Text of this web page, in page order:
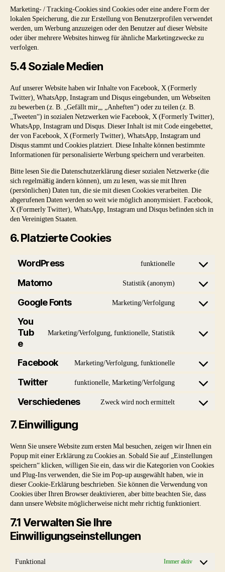
Marketing- / Tracking-Cookies sind Cookies oder eine andere Form der
lokalen Speicherung, die zur Erstellung von Benutzerprofilen verwendet
werden, um Werbung anzuzeigen oder den Benutzer auf dieser Website
oder über mehrere Websites hinweg für ähnliche Marketingzwecke zu
verfolgen.
5.4 Soziale Medien
Auf unserer Website haben wir Inhalte von Facebook, X (Formerly
Twitter), WhatsApp, Instagram und Disqus eingebunden, um Webseiten
zu bewerben (z. B. „Gefällt mir„, „Anheften“) oder zu teilen (z. B.
„Tweeten“) in sozialen Netzwerken wie Facebook, X (Formerly Twitter),
WhatsApp, Instagram und Disqus. Dieser Inhalt ist mit Code eingebettet,
der von Facebook, X (Formerly Twitter), WhatsApp, Instagram und
Disqus stammt und Cookies platziert. Diese Inhalte können bestimmte
Informationen für personalisierte Werbung speichern und verarbeiten.
Bitte lesen Sie die Datenschutzerklärung dieser sozialen Netzwerke (die
sich regelmäßig ändern können), um zu lesen, was sie mit Ihren
(persönlichen) Daten tun, die sie mit diesen Cookies verarbeiten. Die
abgerufenen Daten werden so weit wie möglich anonymisiert. Facebook,
X (Formerly Twitter), WhatsApp, Instagram und Disqus befinden sich in
den Vereinigten Staaten.
6. Platzierte Cookies
WordPress funktionelle
Consent
wordpress
Matomo Statistik (anonym)
Consent
Google Fonts Marketing/Verfolgung
Consent
service
You
Tub
e
Marketing/Verfolgung, funktionelle, Statistik
Consent
service
Facebook Marketing/Verfolgung, funktionelle
Consent
facebook
Twitter funktionelle, Marketing/Verfolgung
Consent
Verschiedenes Zweck wird noch ermittelt
Consent
7. Einwilligung
Wenn Sie unsere Website zum ersten Mal besuchen, zeigen wir Ihnen ein
Popup mit einer Erklärung zu Cookies an. Sobald Sie auf „Einstellungen
speichern“ klicken, willigen Sie ein, dass wir die Kategorien von Cookies
und Plug-Ins verwenden, die Sie im Pop-up ausgewählt haben, wie in
dieser Cookie-Erklärung beschrieben. Sie können die Verwendung von
Cookies über Ihren Browser deaktivieren, aber bitte beachten Sie, dass
dann unsere Website möglicherweise nicht mehr richtig funktioniert.
7.1 Verwalten Sie Ihre
Einwilligungseinstellungen
Funktional Immer aktiv